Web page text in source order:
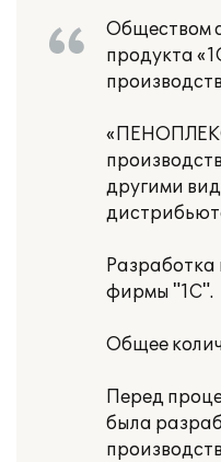
Обществом
продукта
«ПЕНОПЛЕКС
другими
Разработка
фирмы "1С".
Общее
Перед
была